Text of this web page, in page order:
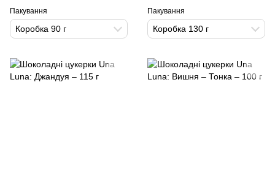
Пакування
Коробка 90 г
Пакування
Коробка 130 г